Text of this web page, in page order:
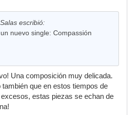
escribió:
nuevo single: Compassión
Una composición muy delicada.
que en estos tiempos de
estas piezas se echan de